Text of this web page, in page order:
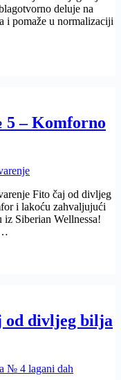
deluje na
i pomaže u normalizaciji
– Komforno
Fito čaj od divljeg
i lakoću zahvaljujući
Siberian Wellnessa!
od divljeg bilja